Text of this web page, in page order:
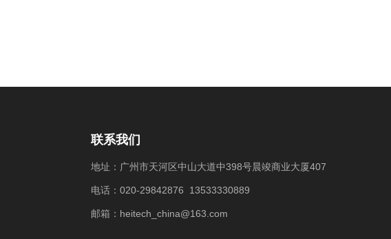
联系我们
地址：广州市天河区中山大道中398号晨竣商业大厦407
电话：020-29842876 13533330889
邮箱：heitech_china@163.com